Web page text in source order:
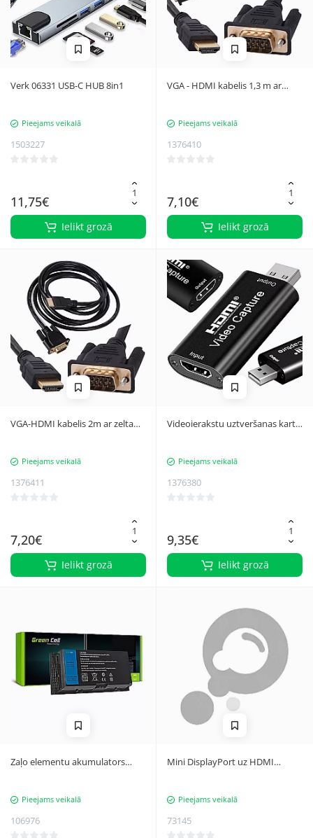
Verk 06331 USB-C HUB 8in1
Pieejams veikalā
1503227
11,75€
Ielikt grozā
VGA - HDMI kabelis 1,3 m ar
Pieejams veikalā
1376410
7,10€
Ielikt grozā
VGA-HDMI kabelis 2m ar zelta
Pieejams veikalā
1376411
7,20€
Ielikt grozā
Videoierakstu uztveršanas karte
Pieejams veikalā
1376380
9,35€
Ielikt grozā
Zaļo elementu akumulators
M6600 M6700
Pieejams veikalā
106976
Mini DisplayPort uz HDMI
Pieejams veikalā
73145